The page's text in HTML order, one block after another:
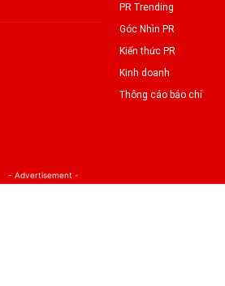
PR Trending
Góc Nhìn PR
Kiến thức PR
Kinh doanh
Thông cáo báo chí
- Advertisement -